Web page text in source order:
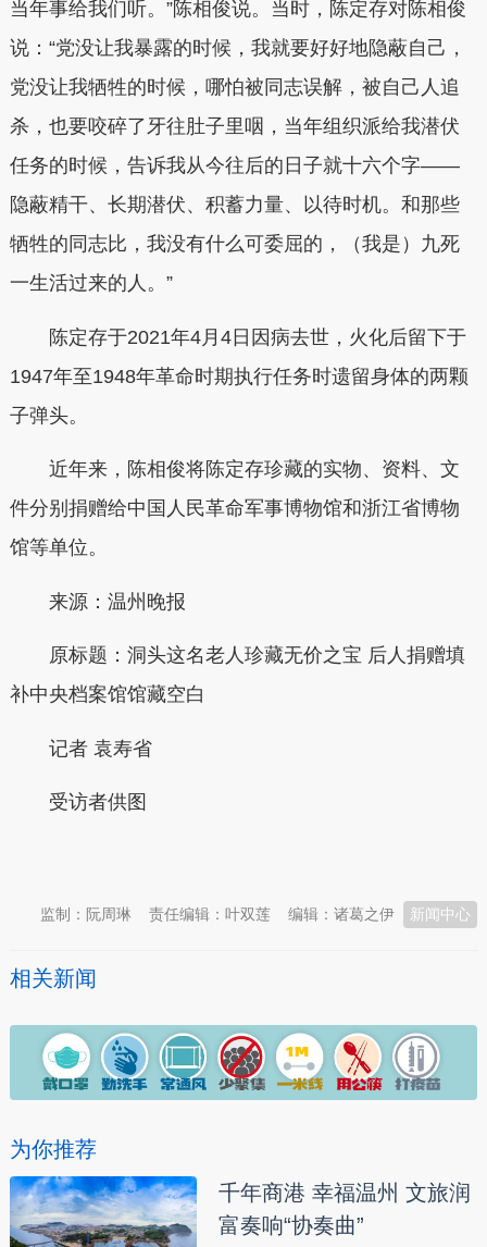
当年事给我们听。”陈相俊说。当时，陈定存对陈相俊
说：“党没让我暴露的时候，我就要好好地隐蔽自己，
党没让我牺牲的时候，哪怕被同志误解，被自己人追
杀，也要咬碎了牙往肚子里咽，当年组织派给我潜伏
任务的时候，告诉我从今往后的日子就十六个字——
隐蔽精干、长期潜伏、积蓄力量、以待时机。和那些
牺牲的同志比，我没有什么可委屈的，（我是）九死
一生活过来的人。”
陈定存于2021年4月4日因病去世，火化后留下于
1947年至1948年革命时期执行任务时遗留身体的两颗
子弹头。
近年来，陈相俊将陈定存珍藏的实物、资料、文
件分别捐赠给中国人民革命军事博物馆和浙江省博物
馆等单位。
来源：温州晚报
原标题：洞头这名老人珍藏无价之宝 后人捐赠填
补中央档案馆馆藏空白
记者 袁寿省
受访者供图
新闻中心
编辑：诸葛之伊
责任编辑：叶双莲
监制：阮周琳
相关新闻
为你推荐
千年商港 幸福温州 文旅润
富奏响“协奏曲”